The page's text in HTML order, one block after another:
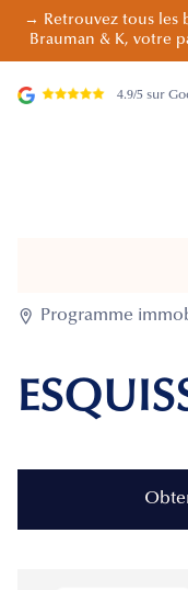
→ Retrouvez tous les
Brauman & K, votre
4.9/5 sur
 Programme